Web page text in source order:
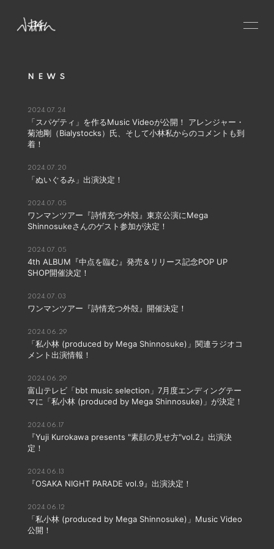
NEWS
PROFILE
VIDEO
DISCOGRAPHY
NEWS
2024.07.24
「スパゲティ」を作るMusic Videoが公開！ アレンジャー・
菊池剛（Bialystocks）氏、そして小林私からのコメントも到
着！
2024.07.20
「ぬいぐるみ」出演決定！
2024.07.05
ワンマンツアー『詩情充つ外殻』東京公演にMega
Shinnosukeさんのゲスト参加が決定！
2024.07.05
4th ALBUM『中点を臨む』発売＆リリース記念POP UP
SHOP開催決定！
2024.07.03
ワンマンツアー『詩情充つ外殻』開催決定！
2024.06.29
「私小林 (produced by Mega Shinnosuke)」関連ラジオコ
メント出演情報！
2024.06.29
富山テレビ「bbt music selection」7月度エンディングテー
マに「私小林 (produced by Mega Shinnosuke)」が決定！
2024.06.17
『Yuji Kurokawa presents "素顔の見せ方"vol.2』出演決
定！
2024.06.13
『OSAKA NIGHT PARADE vol.9』出演決定！
2024.06.12
「私小林 (produced by Mega Shinnosuke)」Music Video
公開！